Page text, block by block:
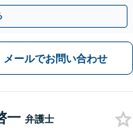
メールでお問い合わせ
一 弁護士